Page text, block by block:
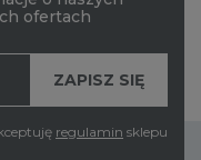
ofertach
regulamin sklepu